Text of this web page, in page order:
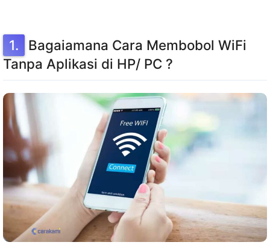
Bagaiamana Cara Membobol WiFi
Tanpa Aplikasi di HP/ PC ?